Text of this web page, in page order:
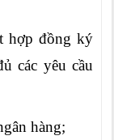
hợp đồng ký
các yêu cầu
hàng;